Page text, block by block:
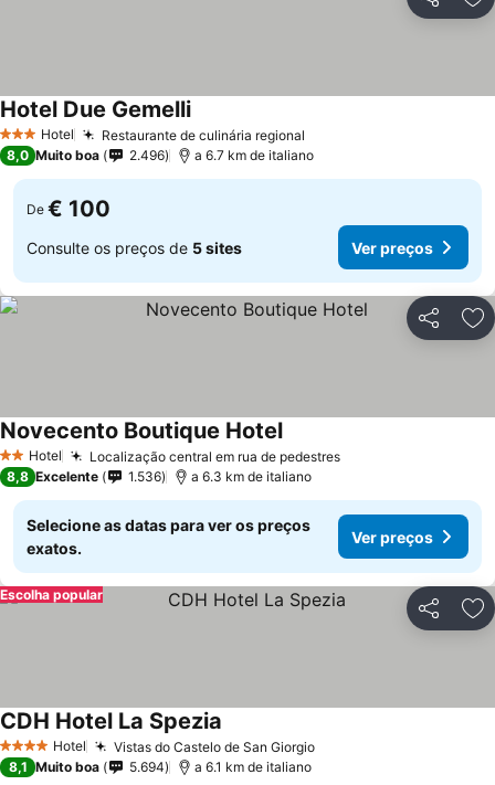
Partilhar
3 EstrelasHotel Restaurante de culinária regional
Hotel Due GemelliVer preços
8,0 Muito boa 2.496 a 6.7 km de italiano
De € 100
Consulte os preços de 5 sites Ver preços
Partilhar
2 Estrelas
Hotel Localização central em rua de pedestresVer preços
Novecento Boutique HotelVer preços
8,8 Excelente 1.536 a 6.3 km de italiano
Selecione as datas para ver os preços
exatos.
Ver preços
Partilhar
Escolha popular
4 EstrelasHotel Vistas do Castelo de San GiorgioVer preços
CDH Hotel La Spezia
8,1 Muito boa 5.694 a 6.1 km de italiano